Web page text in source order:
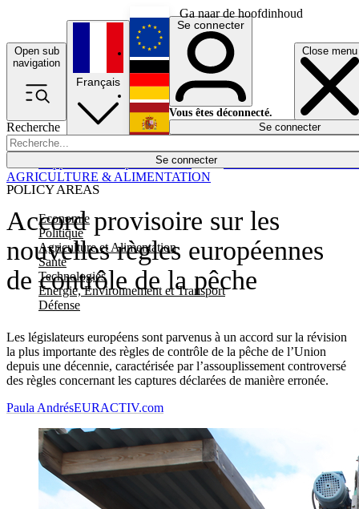
Ga naar de hoofdinhoud
Open sub
navigation
Close menu
Recherche
Se connecter
POLICY AREAS
Economie
Politique
Agriculture et Alimentation
Santé
Technologies
Energie, Environnement et Transport
Défense
Économie
Français
English
Deutsch
Español
Se connecter
Vous êtes déconnecté.
Se connecter
Accord provisoire sur les
nouvelles règles européennes
de contrôle de la pêche
Les législateurs européens sont parvenus à un accord sur la révision
la plus importante des règles de contrôle de la pêche de l’Union
depuis une décennie, caractérisée par l’assouplissement controversé
des règles concernant les captures déclarées de manière erronée.
AGRICULTURE & ALIMENTATION
Paula AndrésEURACTIV.com